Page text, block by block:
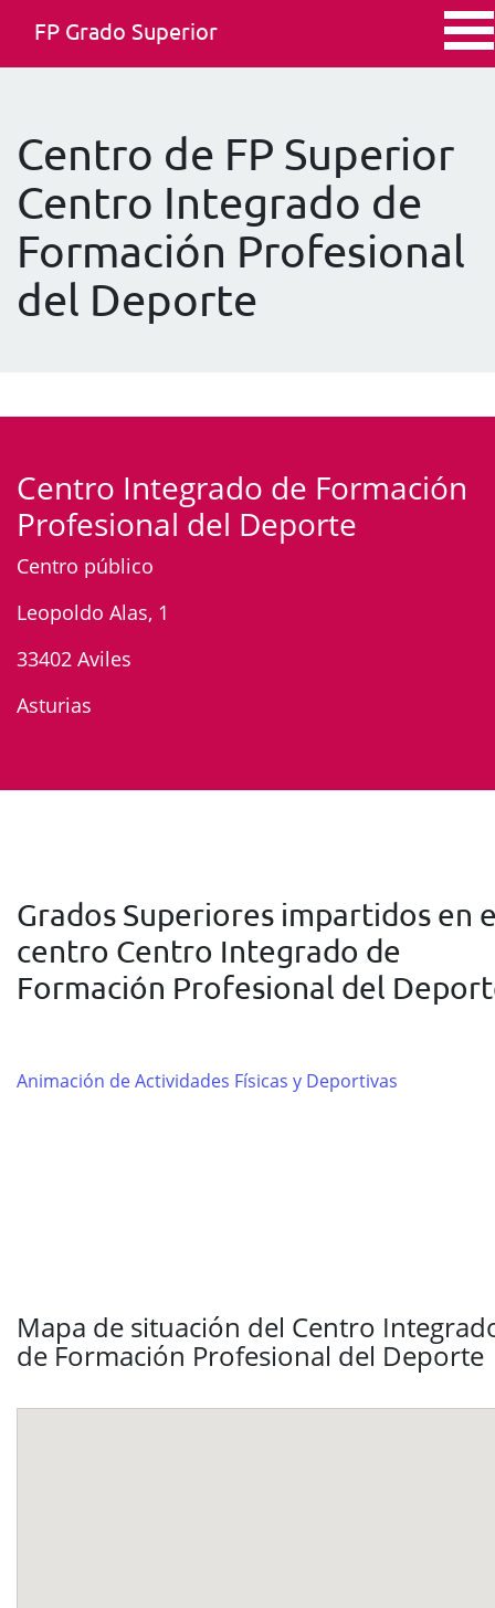
FP Grado Superior
Centro de FP Superior
Centro Integrado de
Formación Profesional
del Deporte
Centro Integrado de Formación
Profesional del Deporte
Centro público
Leopoldo Alas, 1
33402 Aviles
Asturias
Grados Superiores impartidos en
centro Centro Integrado de
Formación Profesional del
Animación de Actividades Físicas y Deportivas
Mapa de situación del Centro
de Formación Profesional del Deporte